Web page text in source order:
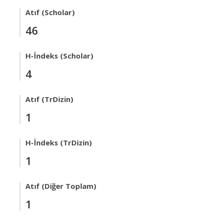
Atıf (Scholar)
46
H-İndeks (Scholar)
4
Atıf (TrDizin)
1
H-İndeks (TrDizin)
1
Atıf (Diğer Toplam)
1